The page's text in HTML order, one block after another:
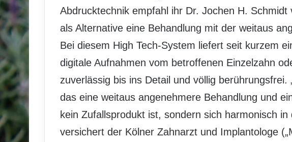
Abdrucktechnik empfahl ihr Dr. Jochen H. Schmidt
als Alternative eine Behandlung mit der weitaus
Bei diesem High Tech-System liefert seit kurzem
digitale Aufnahmen vom betroffenen Einzelzahn
zuverlässig bis ins Detail und völlig berührungsfrei.
das eine weitaus angenehmere Behandlung und
kein Zufallsprodukt ist, sondern sich harmonisch in
versichert der Kölner Zahnarzt und Implantologe